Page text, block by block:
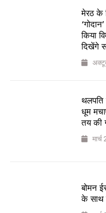
मेरठ के
किया
दिखेंगे
धूम
तय की
बोमन
के साथ